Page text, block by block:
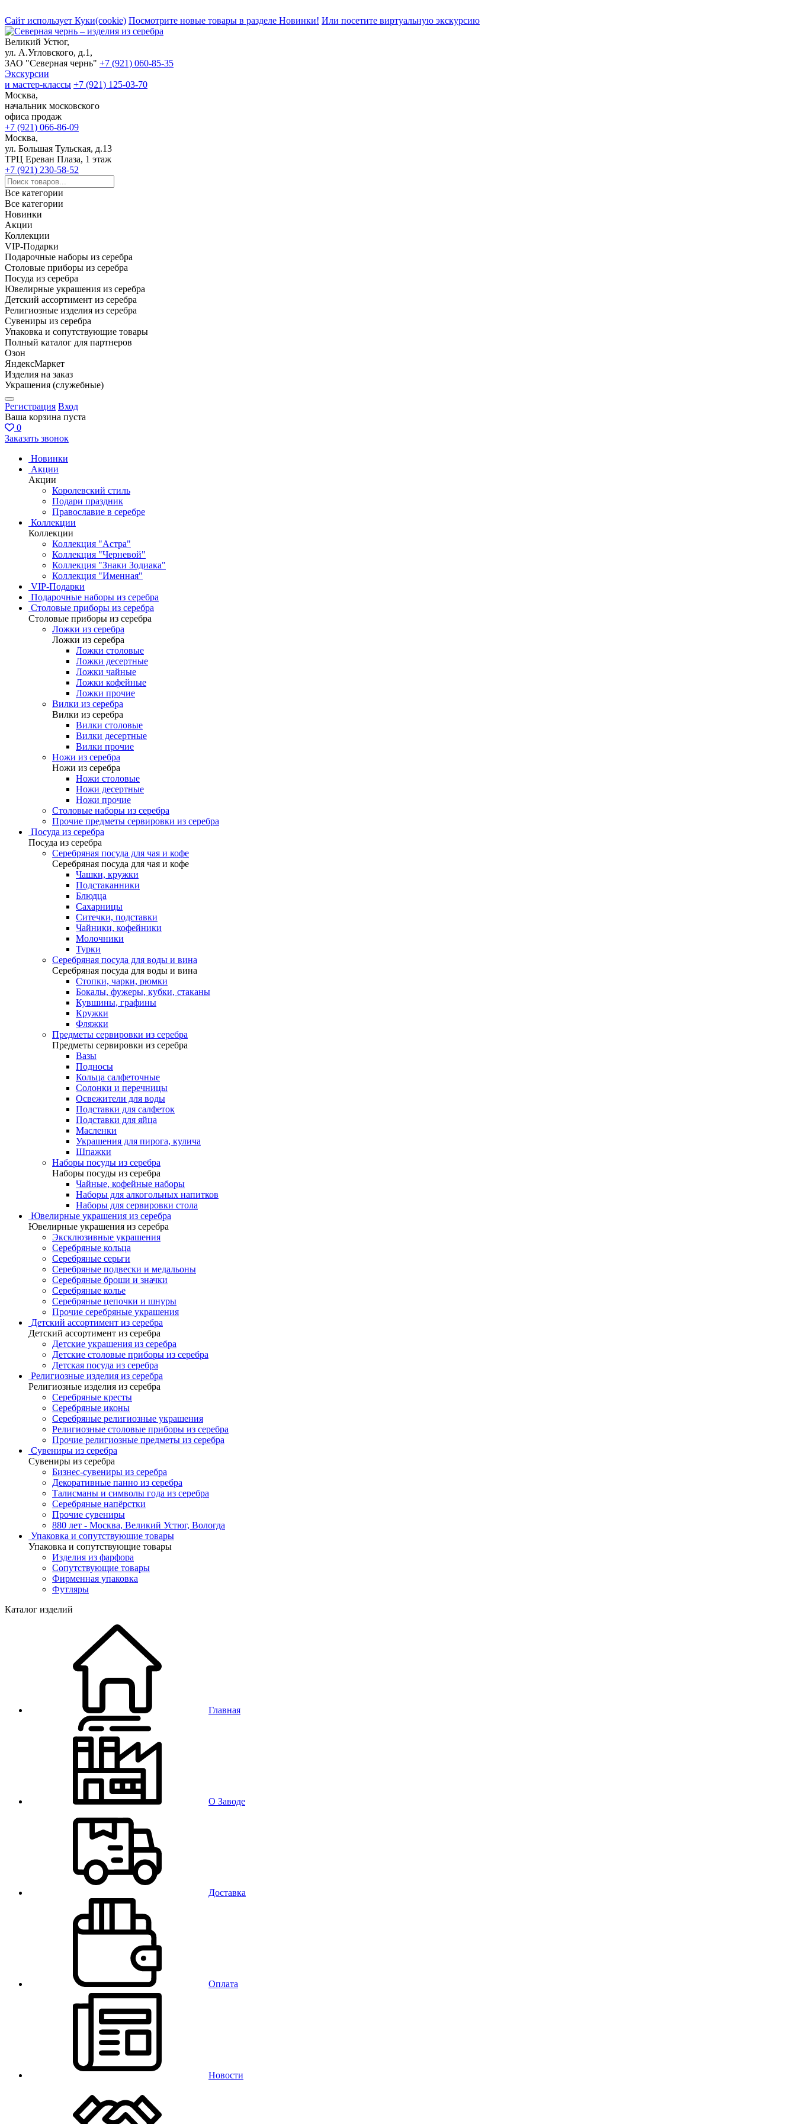
Сайт использует Куки(cookie) Посмотрите новые товары в разделе Новинки! Или посетите виртуальную экскурсию
Великий Устюг,
ул. А.Угловского, д.1,
ЗАО "Северная чернь" +7 (921) 060-85-35
Экскурсии
и мастер-классы +7 (921) 125-03-70
Москва,
начальник московского
офиса продаж
+7 (921) 066-86-09
Москва,
ул. Большая Тульская, д.13
ТРЦ Ереван Плаза, 1 этаж
+7 (921) 230-58-52
Все категории
Все категории
Новинки
Акции
Коллекции
VIP-Подарки
Подарочные наборы из серебра
Столовые приборы из серебра
Посуда из серебра
Ювелирные украшения из серебра
Детский ассортимент из серебра
Религиозные изделия из серебра
Сувениры из серебра
Упаковка и сопутствующие товары
Полный каталог для партнеров
Озон
ЯндексМаркет
Изделия на заказ
Украшения (служебные)
Регистрация Вход
Ваша корзина пуста
0
Заказать звонок
Новинки
Акции
Акции
Королевский стиль
Подари праздник
Православие в серебре
Коллекции
Коллекции
Коллекция "Астра"
Коллекция "Черневой"
Коллекция "Знаки Зодиака"
Коллекция "Именная"
VIP-Подарки
Подарочные наборы из серебра
Столовые приборы из серебра
Столовые приборы из серебра
Ложки из серебра
Ложки из серебра
Ложки столовые
Ложки десертные
Ложки чайные
Ложки кофейные
Ложки прочие
Вилки из серебра
Вилки из серебра
Вилки столовые
Вилки десертные
Вилки прочие
Ножи из серебра
Ножи из серебра
Ножи столовые
Ножи десертные
Ножи прочие
Столовые наборы из серебра
Прочие предметы сервировки из серебра
Посуда из серебра
Посуда из серебра
Серебряная посуда для чая и кофе
Серебряная посуда для чая и кофе
Чашки, кружки
Подстаканники
Блюдца
Сахарницы
Ситечки, подставки
Чайники, кофейники
Молочники
Турки
Серебряная посуда для воды и вина
Серебряная посуда для воды и вина
Стопки, чарки, рюмки
Бокалы, фужеры, кубки, стаканы
Кувшины, графины
Кружки
Фляжки
Предметы сервировки из серебра
Предметы сервировки из серебра
Вазы
Подносы
Кольца салфеточные
Солонки и перечницы
Освежители для воды
Подставки для салфеток
Подставки для яйца
Масленки
Украшения для пирога, кулича
Шпажки
Наборы посуды из серебра
Наборы посуды из серебра
Чайные, кофейные наборы
Наборы для алкогольных напитков
Наборы для сервировки стола
Ювелирные украшения из серебра
Ювелирные украшения из серебра
Эксклюзивные украшения
Серебряные кольца
Серебряные серьги
Серебряные подвески и медальоны
Серебряные броши и значки
Серебряные колье
Серебряные цепочки и шнуры
Прочие серебряные украшения
Детский ассортимент из серебра
Детский ассортимент из серебра
Детские украшения из серебра
Детские столовые приборы из серебра
Детская посуда из серебра
Религиозные изделия из серебра
Религиозные изделия из серебра
Серебряные кресты
Серебряные иконы
Серебряные религиозные украшения
Религиозные столовые приборы из серебра
Прочие религиозные предметы из серебра
Сувениры из серебра
Сувениры из серебра
Бизнес-сувениры из серебра
Декоративные панно из серебра
Талисманы и символы года из серебра
Серебряные напёрстки
Прочие сувениры
880 лет - Москва, Великий Устюг, Вологда
Упаковка и сопутствующие товары
Упаковка и сопутствующие товары
Изделия из фарфора
Сопутствующие товары
Фирменная упаковка
Футляры
Каталог изделий
Главная
О Заводе
Доставка
Оплата
Новости